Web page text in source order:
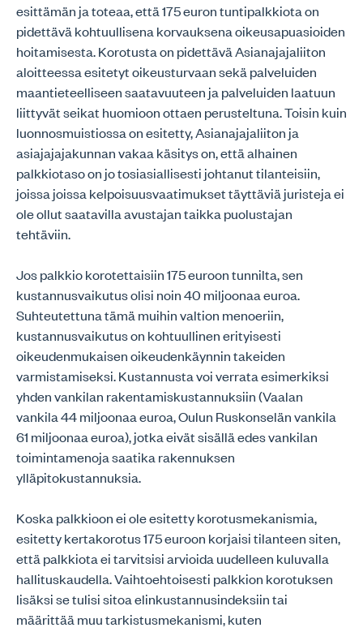
esittämän ja toteaa, että 175 euron tuntipalkkiota on
pidettävä kohtuullisena korvauksena oikeusapuasioiden
hoitamisesta. Korotusta on pidettävä Asianajajaliiton
aloitteessa esitetyt oikeusturvaan sekä palveluiden
maantieteelliseen saatavuuteen ja palveluiden laatuun
liittyvät seikat huomioon ottaen perusteltuna. Toisin kuin
luonnosmuistiossa on esitetty, Asianajajaliiton ja
asiajajajakunnan vakaa käsitys on, että alhainen
palkkiotaso on jo tosiasiallisesti johtanut tilanteisiin,
joissa joissa kelpoisuusvaatimukset täyttäviä juristeja ei
ole ollut saatavilla avustajan taikka puolustajan
tehtäviin.
Jos palkkio korotettaisiin 175 euroon tunnilta, sen
kustannusvaikutus olisi noin 40 miljoonaa euroa.
Suhteutettuna tämä muihin valtion menoeriin,
kustannusvaikutus on kohtuullinen erityisesti
oikeudenmukaisen oikeudenkäynnin takeiden
varmistamiseksi. Kustannusta voi verrata esimerkiksi
yhden vankilan rakentamiskustannuksiin (Vaalan
vankila 44 miljoonaa euroa, Oulun Ruskonselän vankila
61 miljoonaa euroa), jotka eivät sisällä edes vankilan
toimintamenoja saatika rakennuksen
ylläpitokustannuksia.
Koska palkkioon ei ole esitetty korotusmekanismia,
esitetty kertakorotus 175 euroon korjaisi tilanteen siten,
että palkkiota ei tarvitsisi arvioida uudelleen kuluvalla
hallituskaudella. Vaihtoehtoisesti palkkion korotuksen
lisäksi se tulisi sitoa elinkustannusindeksiin tai
määrittää muu tarkistusmekanismi, kuten